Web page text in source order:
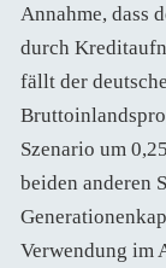
Annahme, dass
durch
fällt der
Szenario um
beiden anderen
Verwendung im